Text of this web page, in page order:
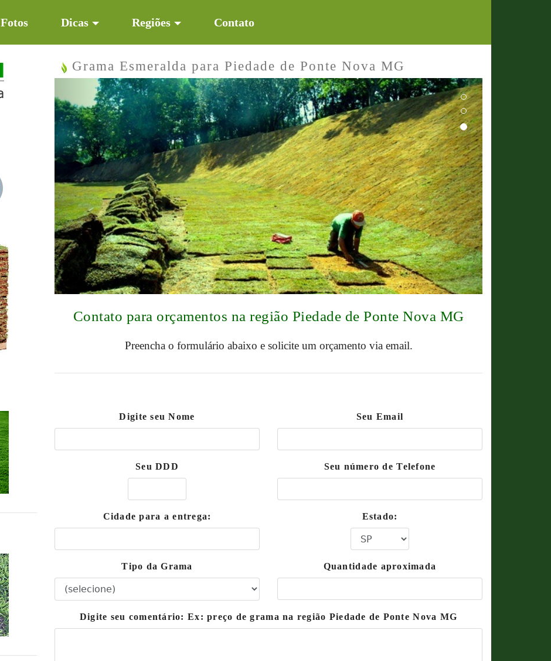
Fotos Dicas Regiões Contato
Grama Esmeralda para Piedade de Ponte Nova MG
Previous Next
Contato para orçamentos na região Piedade de Ponte Nova MG
Preencha o formulário abaixo e solicite um orçamento via email.
Digite seu Nome Seu Email
Seu DDD Seu número de Telefone
Cidade para a entrega: Estado:
Tipo da Grama Quantidade aproximada
Digite seu comentário: Ex: preço de grama na região Piedade de Ponte Nova MG